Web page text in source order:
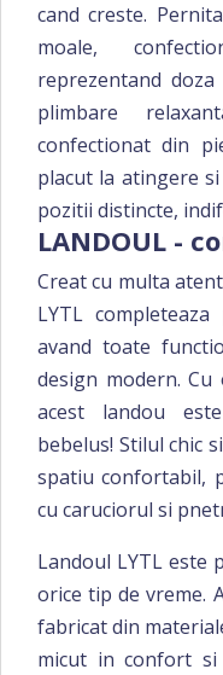
cand creste.
moale,
reprezentand
plimbare
confectionat din
placut la atingere
pozitii distincte,
LANDOUL -
Creat cu multa
LYTL
avand toate
design modern.
acest landou
bebelus! Stilul chic
spatiu confortabil,
cu caruciorul si
Landoul LYTL
orice tip de vreme.
fabricat din
micut in confort si